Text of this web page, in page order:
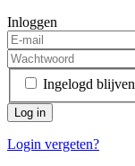
Inloggen
Ingelogd blijven
Login vergeten?